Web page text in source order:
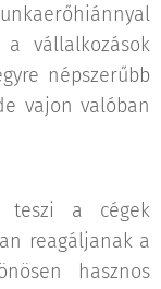
vállalkozások
népszerűbb
vajon valóban
teszi a cégek
reagáljanak a
hasznos